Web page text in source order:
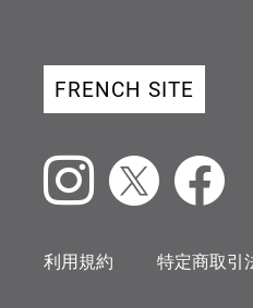
FRENCH SITE
利用規約 特定商取引